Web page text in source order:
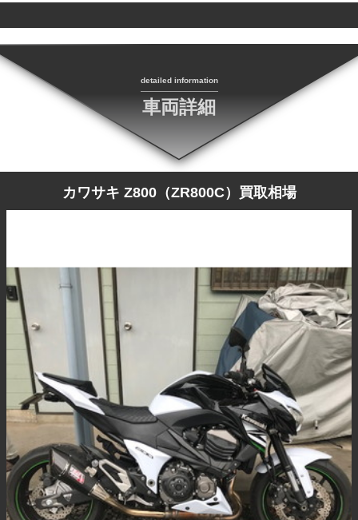
detailed information
車両詳細
カワサキ Z800（ZR800C）買取相場